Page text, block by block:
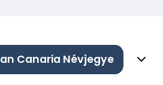
Canaria Névjegye